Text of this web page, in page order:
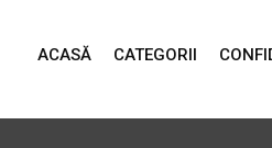
ACASĂ CATEGORII
în timp real a recoltărilor